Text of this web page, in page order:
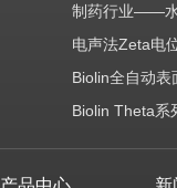
制药行业——水